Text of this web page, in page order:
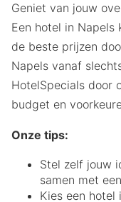
Geniet van jouw
Een hotel in
de beste prijzen
Napels vanaf
HotelSpecials door
budget en
Onze tips:
Stel zelf jouw
samen met
Kies een hotel